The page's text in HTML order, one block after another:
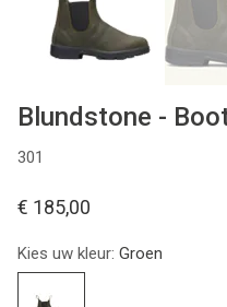
Blundstone -
301
€ 185,00
Kies uw kleur: Groen